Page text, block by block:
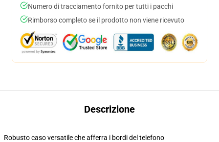
Numero di tracciamento fornito per tutti i pacchi
Rimborso completo se il prodotto non viene ricevuto
Descrizione
Robusto caso versatile che afferra i bordi del telefono